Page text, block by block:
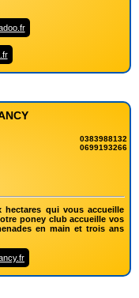
0383988132
0699193266
qui vous accueille
poney club accueille vos
en main et trois ans